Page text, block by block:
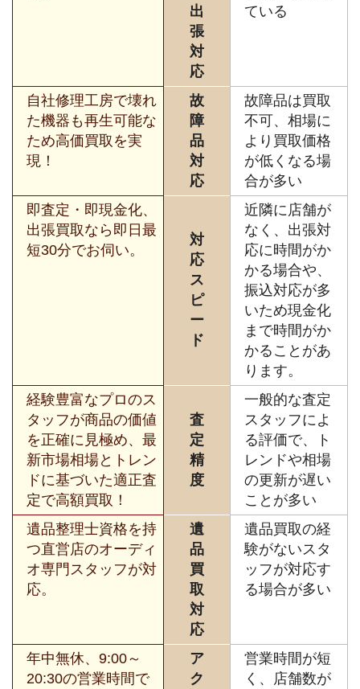
出
張
対
応
ている
自社修理工房で壊れ
た機器も再生可能な
ため高価買取を実
現！
故
障
品
対
応
故障品は買取
不可、相場に
より買取価格
が低くなる場
合が多い
即査定・即現金化、
出張買取なら即日最
短30分でお伺い。
対
応
ス
ピ
ー
ド
近隣に店舗が
なく、出張対
応に時間がか
かる場合や、
振込対応が多
いため現金化
まで時間がか
かることがあ
ります。
経験豊富なプロのス
タッフが商品の価値
を正確に見極め、最
新市場相場とトレン
ドに基づいた適正査
定で高額買取！
査
定
精
度
一般的な査定
スタッフによ
る評価で、ト
レンドや相場
の更新が遅い
ことが多い
遺品整理士資格を持
つ直営店のオーディ
オ専門スタッフが対
応。
遺
品
買
取
対
応
遺品買取の経
験がないスタ
ッフが対応す
る場合が多い
年中無休、9:00～
20:30の営業時間で
ア
ク
営業時間が短
く、店舗数が